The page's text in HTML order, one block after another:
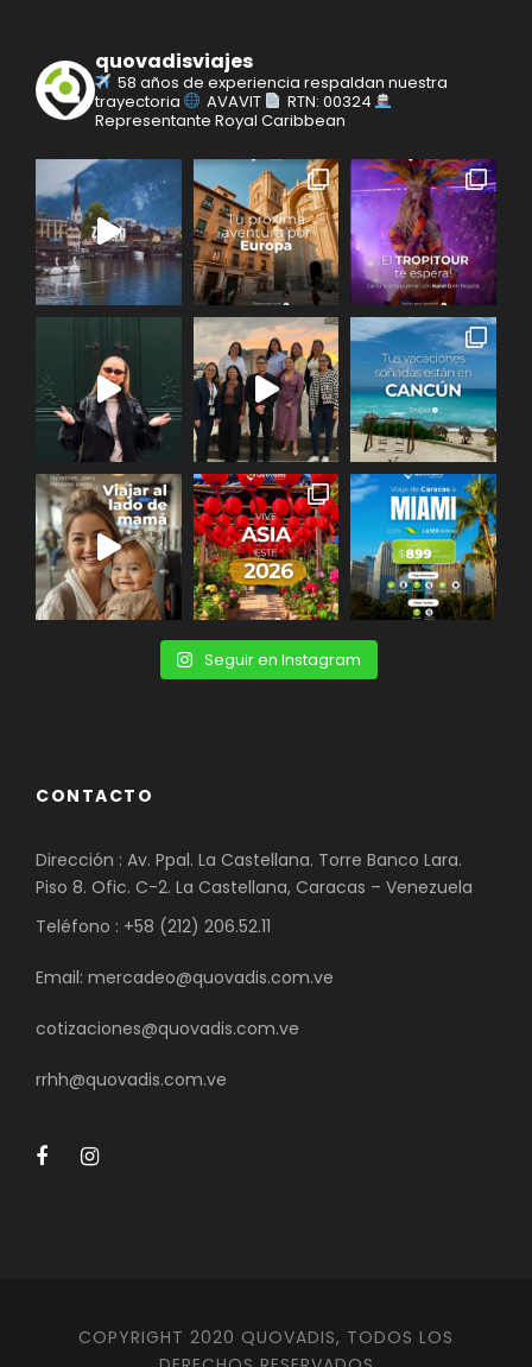
quovadisviajes
58 años de experiencia respaldan nuestra
trayectoria
AVAVIT
RTN: 00324
Representante Royal Caribbean
Seguir en Instagram
CONTACTO
Dirección : Av. Ppal. La Castellana. Torre Banco Lara.
Piso 8. Ofic. C-2. La Castellana, Caracas – Venezuela
Teléfono : +58 (212) 206.52.11
Email: mercadeo@quovadis.com.ve
cotizaciones@quovadis.com.ve
rrhh@quovadis.com.ve
COPYRIGHT 2020 QUOVADIS, TODOS LOS